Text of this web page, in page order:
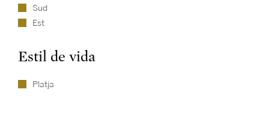
Sud
Est
Estil de vida
Platja